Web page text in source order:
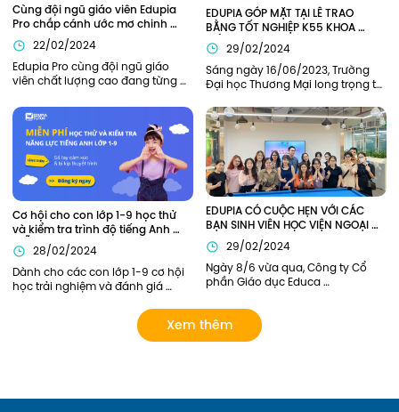
Cùng đội ngũ giáo viên Edupia
Pro chắp cánh ước mơ chinh
phục tiếng Anh
22/02/2024
Edupia Pro cùng đội ngũ giáo
viên chất lượng cao đang từng
em Việt Nam hiện thực hóa ước
mơ giỏi tiếng Anh như người bản
xứ.
EDUPIA GÓP MẶT TẠI LỄ TRAO
BẰNG TỐT NGHIỆP K55 KHOA
TIẾNG ANH TRƯỜNG ĐẠI HỌC
THƯƠNG MẠI (TMU)
29/02/2024
Sáng ngày 16/06/2023, Trường
Đại học Thương Mại long trọng tổ
2023 và trao bằng tốt nghiệp cho
sinh viên K55 và khóa cũ tại hội
trường H1. Edupia vinh dự khi
được mời tham dự buổi lễ.
Cơ hội cho con lớp 1-9 học thử
và kiểm tra trình độ tiếng Anh
MIỄN PHÍ
28/02/2024
Dành cho các con lớp 1-9 cơ hội
học trải nghiệm và đánh giá
cô giỏi của Edupia Pro (Edupia
Tutor). Chương trình hoàn toàn
miễn phí vì vậy ba mẹ đăng ký
EDUPIA CÓ CUỘC HẸN VỚI CÁC
BẠN SINH VIÊN HỌC VIỆN NGOẠI
GIAO (DAV)
29/02/2024
Ngày 8/6 vừa qua, Công ty Cổ
phần Giáo dục Educa
Giao đã có buổi gặp mặt tham
quan doanh nghiệp. Đại diện
phía nhà trường có Chị Lý Thị Hải
Edupia nhìn lại những khoảnh
Xem thêm